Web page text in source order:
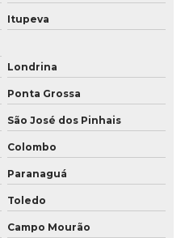
paulo
londrina
em londrina pr
Itupeva
Londrina
Ponta Grossa
São José dos Pinhais
Colombo
Paranaguá
Toledo
Campo Mourão